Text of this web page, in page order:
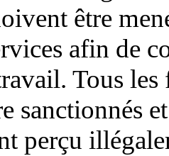
être
afin de
Tous les
sanctionnés
perçu